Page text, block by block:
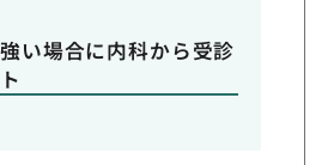
い場合に内科から受診